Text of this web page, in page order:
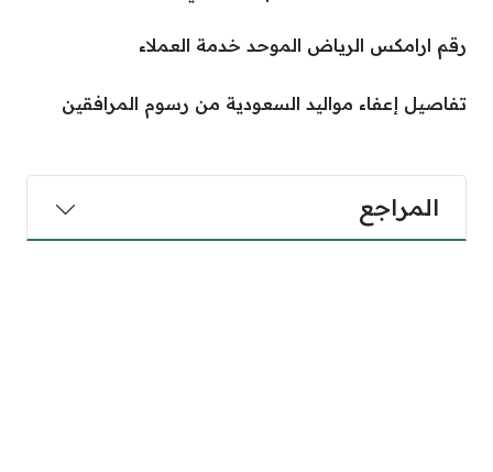
رقم ارامكس الرياض الموحد خدمة العملاء
تفاصيل إعفاء مواليد السعودية من رسوم المرافقين
المراجع